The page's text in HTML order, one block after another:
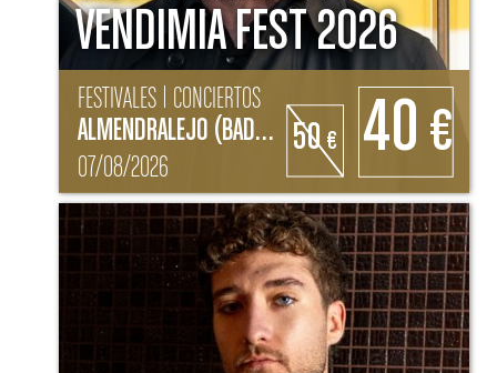
VENDIMIA FEST 2026
FESTIVALES | CONCIERTOS
ALMENDRALEJO (BADAJOZ)
07/08/2026
50€ 40 €